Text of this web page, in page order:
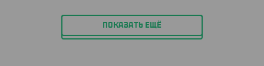
ПОКАЗАТЬ ЕЩЁ